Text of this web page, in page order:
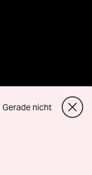
Gerade nicht